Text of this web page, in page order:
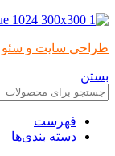
طراحی سایت و سئو
بستن
فهرست
دسته بندی‌ها